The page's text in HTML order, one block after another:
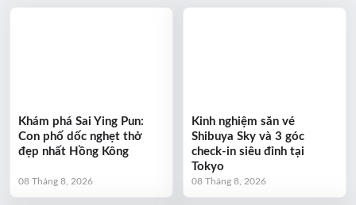
Khám phá Sai Ying Pun:
Con phố dốc nghẹt thở
đẹp nhất Hồng Kông
08 Tháng 8, 2026
Kinh nghiệm săn vé
Shibuya Sky và 3 góc
check-in siêu đỉnh tại
Tokyo
08 Tháng 8, 2026